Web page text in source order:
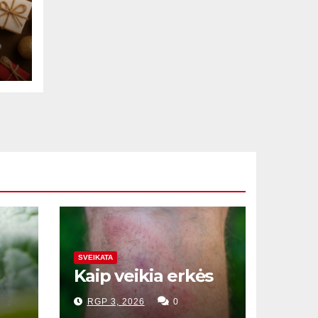
SVEIKATA
Kaip veikia erkės
RGP 3, 2026 0